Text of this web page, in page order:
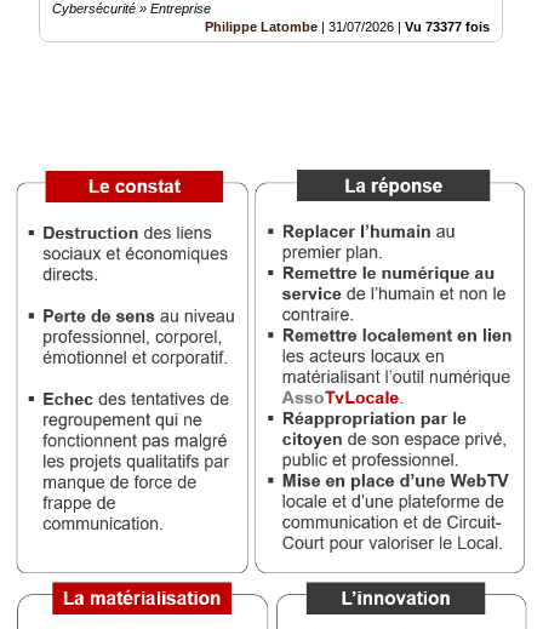
Inscription
Cybersécurité » Entreprise
Philippe Latombe
31/07/2026 Vu 73377 fois